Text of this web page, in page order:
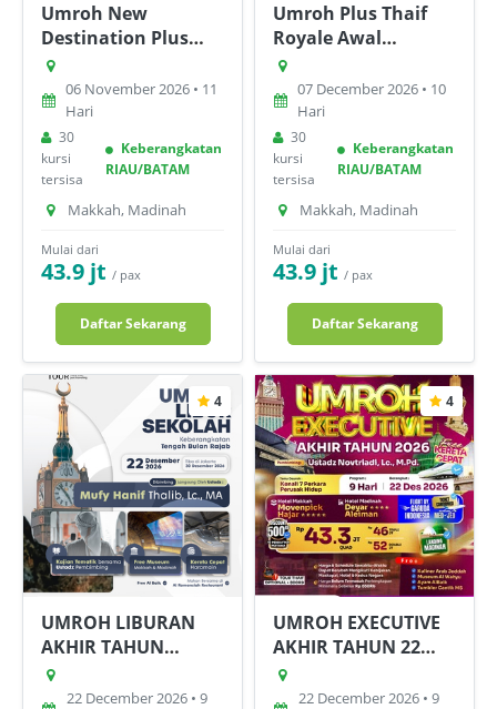
Umroh New
Destination Plus
TeamLabs Red Sea
Boat Deluxe
November 2026 11
hari [start Batam]
06 November 2026 • 11
Hari
30
kursi
tersisa
Keberangkatan
RIAU/BATAM
Makkah, Madinah
Mulai dari
43.9 jt / pax
Daftar Sekarang
Umroh Plus Thaif
Royale Awal
Desember 2026 10
hari [start Batam]
07 December 2026 • 10
Hari
30
kursi
tersisa
Keberangkatan
RIAU/BATAM
Makkah, Madinah
Mulai dari
43.9 jt / pax
Daftar Sekarang
4
UMROH LIBURAN
AKHIR TAHUN
SEKOLAH 22
DESEMBER 2026
22 December 2026 • 9
4
UMROH EXECUTIVE
AKHIR TAHUN 22
DESEMBER 2026
22 December 2026 • 9